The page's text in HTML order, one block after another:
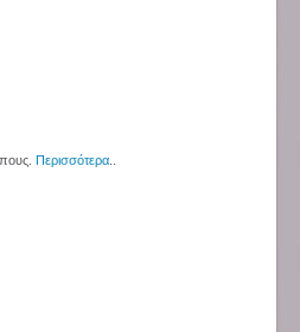
Περισσότερα